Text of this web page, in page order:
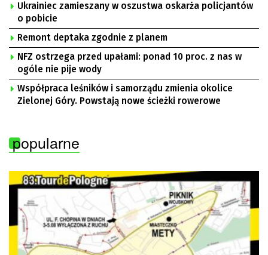
Ukrainiec zamieszany w oszustwa oskarża policjantów
o pobicie
Remont deptaka zgodnie z planem
NFZ ostrzega przed upałami: ponad 10 proc. z nas w
ogóle nie pije wody
Współpraca leśników i samorządu zmienia okolice
Zielonej Góry. Powstają nowe ścieżki rowerowe
popularne